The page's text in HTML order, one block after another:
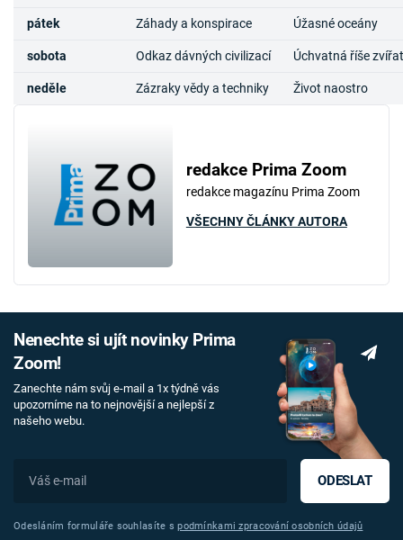
pátek Záhady a konspirace Úžasné oceány
sobota Odkaz dávných civilizací Úchvatná říše zvířat
neděle Zázraky vědy a techniky Život naostro
redakce Prima Zoom
redakce magazínu Prima Zoom
VŠECHNY ČLÁNKY AUTORA
Nenechte si ujít novinky Prima
Zoom!
Zanechte nám svůj e-mail a 1x týdně vás
upozorníme na to nejnovější a nejlepší z
našeho webu.
ODESLAT
Odesláním formuláře souhlasíte spodmínkami zpracování osobních údajů